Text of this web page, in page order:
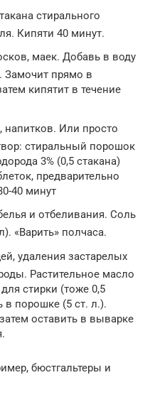
стирального
Кипяти 40 минут.
маек. Добавь в воду
Замочит прямо в
кипятит в течение
напитков. Или просто
стиральный порошок
3% (0,5 стакана)
предварительно
40 минут
и отбеливания. Соль
«Варить» полчаса.
удаления застарелых
Растительное масло
стирки (тоже 0,5
в порошке (5 ст. л.).
оставить в выварке
бюстгальтеры и